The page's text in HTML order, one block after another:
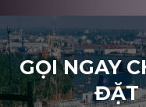
GỌI NGAY
ĐẶT